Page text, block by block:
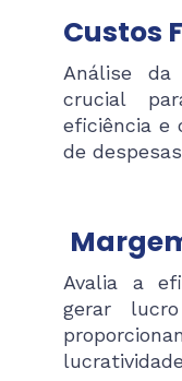
Custos
Análise
crucial
eficiência e
de
Avalia a
gerar